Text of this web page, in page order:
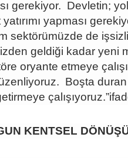
gerekiyor. Devletin;
yapması
sektörümüzde de
geldiği kadar yeni
oryante etmeye
Boşta
KENTSEL